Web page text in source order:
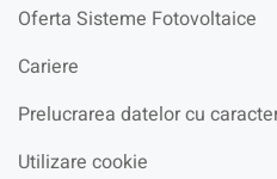
Oferta Sisteme Fotovoltaice
Cariere
Prelucrarea datelor cu
Utilizare cookie